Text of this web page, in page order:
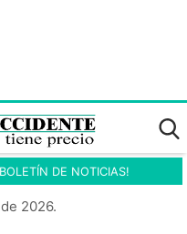
DE NOTICIAS!
2026.